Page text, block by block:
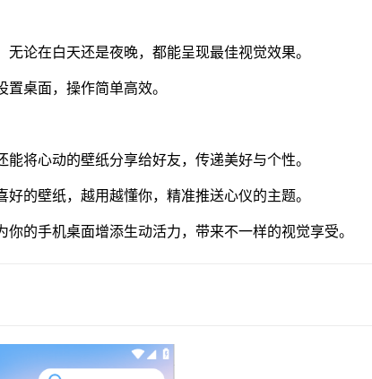
论在白天还是夜晚，都能呈现最佳视觉效果。
桌面，操作简单高效。
将心动的壁纸分享给好友，传递美好与个性。
的壁纸，越用越懂你，精准推送心仪的主题。
的手机桌面增添生动活力，带来不一样的视觉享受。